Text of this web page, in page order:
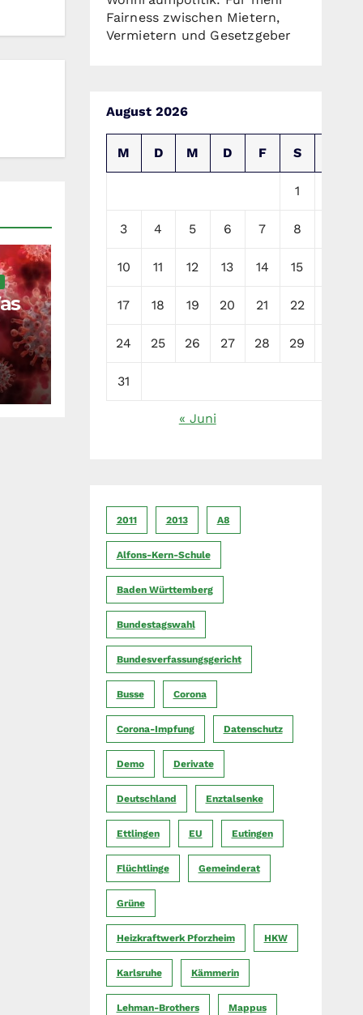
Fairness zwischen Mietern,
Vermietern und Gesetzgeber
August 2026
M D M D F S
1
3 4 5 6 7 8
10 11 12 13 14 15
17 18 19 20 21 22
24 25 26 27 28 29
31
« Juni
2011 2013 A8
Alfons-Kern-Schule
Baden Württemberg
Bundestagswahl
Bundesverfassungsgericht
Busse Corona
Corona-Impfung Datenschutz
Demo Derivate
Deutschland Enztalsenke
Ettlingen EU Eutingen
Flüchtlinge Gemeinderat
Grüne
Heizkraftwerk Pforzheim HKW
Karlsruhe Kämmerin
Lehman-Brothers Mappus